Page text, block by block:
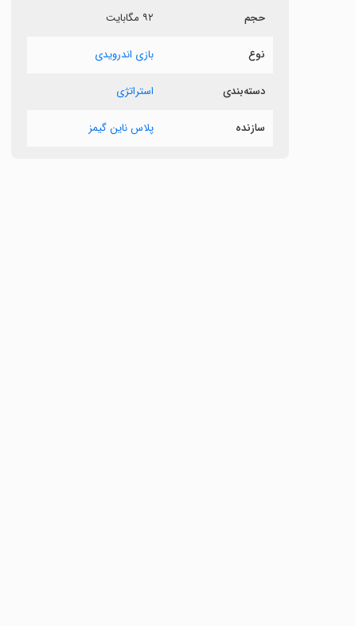
حجم ۹۲ مگابایت
نوع بازی اندرویدی
دسته‌بندی استراتژی
سازنده پلاس ناین گیمز